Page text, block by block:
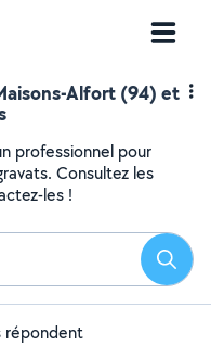
Alfort (94) et
professionnel pour
Consultez les
les !
répondent